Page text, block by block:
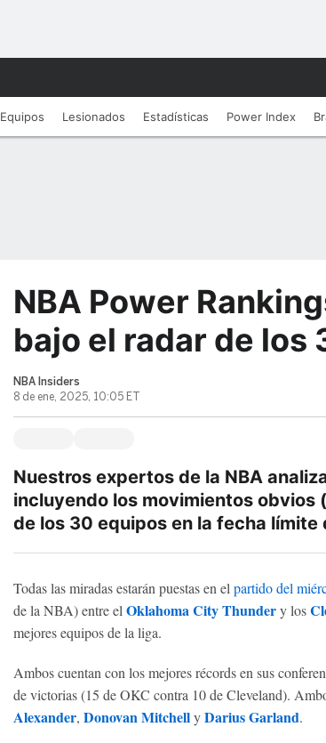
Equipos Lesionados Estadí­sticas Power Index
NBA Power
bajo el radar de los
NBA Insiders
8 de ene, 2025, 10:05 ET
Nuestros expertos de la NBA
incluyendo los movimientos obvios
de los 30 equipos en la fecha límite
Todas las miradas estarán puestas en el partido del
de la NBA) entre el Oklahoma City Thundery los
mejores equipos de la liga.
Ambos cuentan con los mejores récords en sus
de victorias (15 de OKC contra 10 de Cleveland).
Alexander, Donovan MitchellyDarius Garland.